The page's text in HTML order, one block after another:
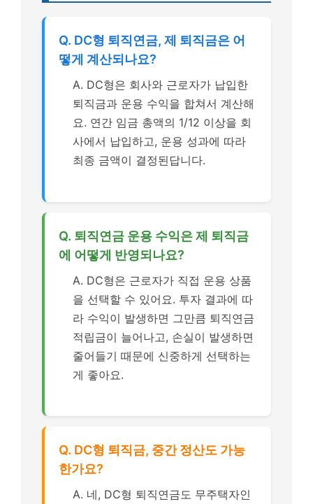
Q. DC형 퇴직연금, 제 퇴직금은 어
떻게 계산되나요?
A. DC형은 회사와 근로자가 납입한
퇴직금과 운용 수익을 합쳐서 계산해
요. 연간 임금 총액의 1/12 이상을 회
사에서 납입하고, 운용 성과에 따라
최종 금액이 결정된답니다.
Q. 퇴직연금 운용 수익은 제 퇴직금
에 어떻게 반영되나요?
A. DC형은 근로자가 직접 운용 상품
을 선택할 수 있어요. 투자 결과에 따
라 수익이 발생하면 그만큼 퇴직연금
적립금이 늘어나고, 손실이 발생하면
줄어들기 때문에 신중하게 선택하는
게 좋아요.
Q. DC형 퇴직금, 중간 정산도 가능
한가요?
A. 네, DC형 퇴직연금도 무주택자인